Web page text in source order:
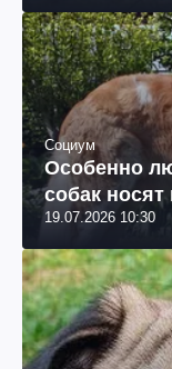
Социум
Особенно
собак носят
19.07.2026 10:30